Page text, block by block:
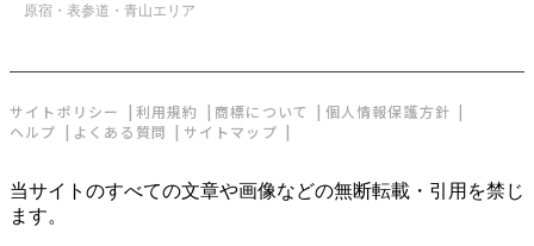
原宿・表参道・青山エリア
サイトポリシー 利用規約 商標について
個人情報保護方針
ヘルプ
よくある質問 サイトマップ
当サイトのすべての文章や画像などの無断転載・引用を禁じ
ます。